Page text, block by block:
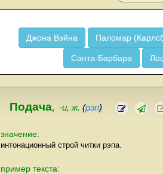
Джона Вэйна
Паломар
Санта-Барбара
Подача, -и, ж. (рэп)
значение:
интонационный строй читки рэпа.
пример текста: